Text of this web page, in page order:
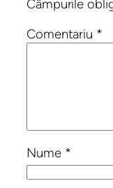
Câmpurile
Comentariu *
Nume *